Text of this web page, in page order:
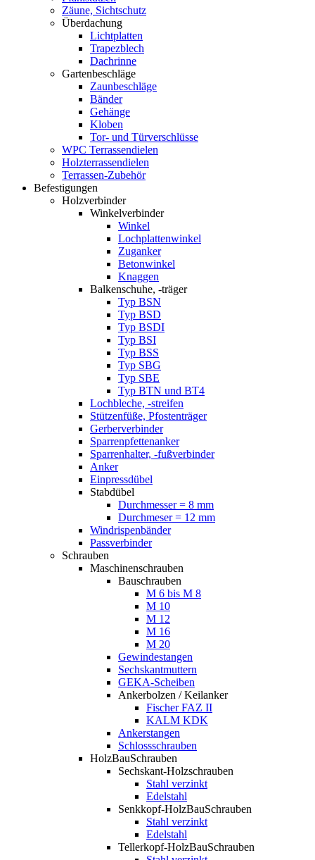
Zäune, Sichtschutz
Überdachung
Lichtplatten
Trapezblech
Dachrinne
Gartenbeschläge
Zaunbeschläge
Bänder
Gehänge
Kloben
Tor- und Türverschlüsse
WPC Terrassendielen
Holzterrassendielen
Terrassen-Zubehör
Befestigungen
Holzverbinder
Winkelverbinder
Winkel
Lochplattenwinkel
Zuganker
Betonwinkel
Knaggen
Balkenschuhe, -träger
Typ BSN
Typ BSD
Typ BSDI
Typ BSI
Typ BSS
Typ SBG
Typ SBE
Typ BTN und BT4
Lochbleche, -streifen
Stützenfüße, Pfostenträger
Gerberverbinder
Sparrenpfettenanker
Sparrenhalter, -fußverbinder
Anker
Einpressdübel
Stabdübel
Durchmesser = 8 mm
Durchmeser = 12 mm
Windrispenbänder
Passverbinder
Schrauben
Maschinenschrauben
Bauschrauben
M 6 bis M 8
M 10
M 12
M 16
M 20
Gewindestangen
Sechskantmuttern
GEKA-Scheiben
Ankerbolzen / Keilanker
Fischer FAZ II
KALM KDK
Ankerstangen
Schlossschrauben
HolzBauSchrauben
Sechskant-Holzschrauben
Stahl verzinkt
Edelstahl
Senkkopf-HolzBauSchrauben
Stahl verzinkt
Edelstahl
Tellerkopf-HolzBauSchrauben